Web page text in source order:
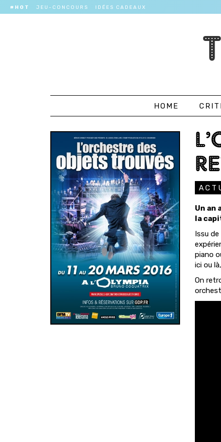
#HOT JEU-CONCOURS IDÉES CADEAUX
HOME
Un an
la
Issu
piano
ici ou
On